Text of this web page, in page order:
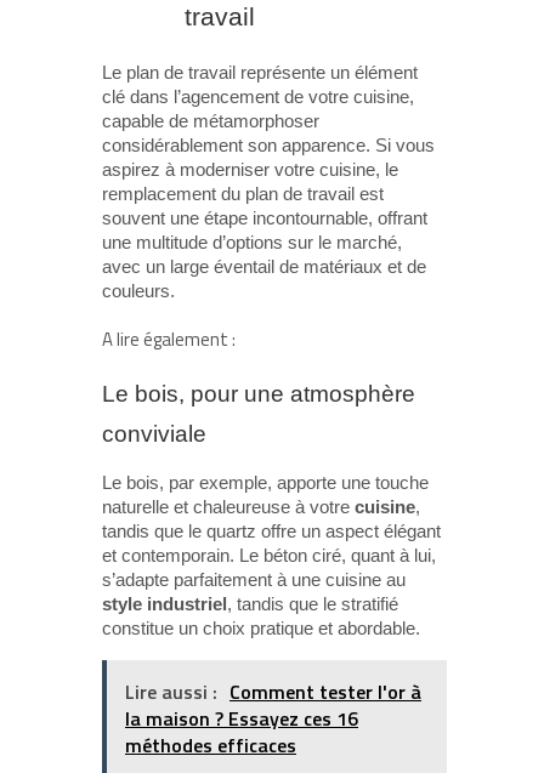
travail
Le plan de travail représente un élément
clé dans l’agencement de votre cuisine,
capable de métamorphoser
considérablement son apparence. Si vous
aspirez à moderniser votre cuisine, le
remplacement du plan de travail est
souvent une étape incontournable, offrant
une multitude d’options sur le marché,
avec un large éventail de matériaux et de
couleurs.
A lire également :
Le bois, pour une atmosphère
conviviale
Le bois, par exemple, apporte une touche
naturelle et chaleureuse à votre cuisine,
tandis que le quartz offre un aspect élégant
et contemporain. Le béton ciré, quant à lui,
s’adapte parfaitement à une cuisine au
style industriel , tandis que le stratifié
constitue un choix pratique et abordable.
Lire aussi : Comment tester l'or à
la maison ? Essayez ces 16
méthodes efficaces